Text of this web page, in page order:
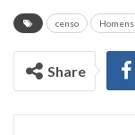
censo Homens
Share